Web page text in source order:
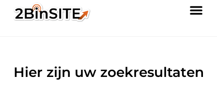
Hier zijn uw zoekresultaten